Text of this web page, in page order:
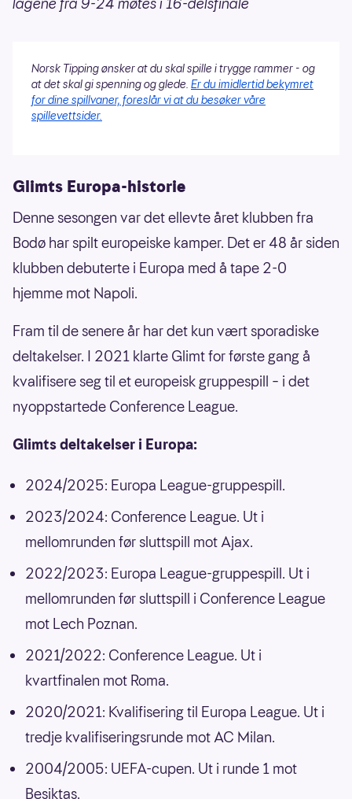
Norsk Tipping ønsker at du skal spille i trygge rammer - og
at det skal gi spenning og glede. Er du imidlertid bekymret
for dine spillvaner, foreslår vi at du besøker våre
spillevettsider.
Glimts Europa-historie
Denne sesongen var det ellevte året klubben fra
Bodø har spilt europeiske kamper. Det er 48 år siden
klubben debuterte i Europa med å tape 2-0
hjemme mot Napoli.
Fram til de senere år har det kun vært sporadiske
deltakelser. I 2021 klarte Glimt for første gang å
kvalifisere seg til et europeisk gruppespill – i det
nyoppstartede Conference League.
Glimts deltakelser i Europa:
2024/2025: Europa League-gruppespill.
2023/2024: Conference League. Ut i
mellomrunden før sluttspill mot Ajax.
2022/2023: Europa League-gruppespill. Ut i
mellomrunden før sluttspill i Conference League
mot Lech Poznan.
2021/2022: Conference League. Ut i
kvartfinalen mot Roma.
2020/2021: Kvalifisering til Europa League. Ut i
tredje kvalifiseringsrunde mot AC Milan.
2004/2005: UEFA-cupen. Ut i runde 1 mot
Besiktas.